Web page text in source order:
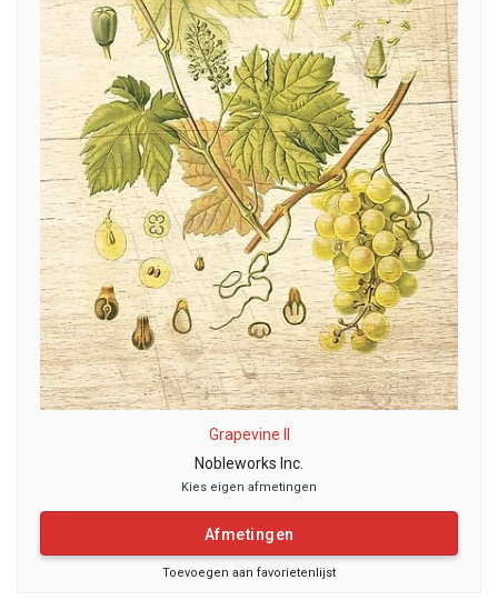
Grapevine II
Nobleworks Inc.
Kies eigen afmetingen
Afmetingen
Toevoegen aan favorietenlijst